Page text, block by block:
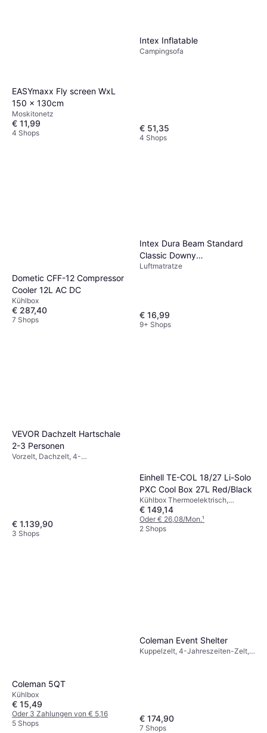
EASYmaxx Fly screen WxL
150 x 130cm
Moskitonetz
€ 11,99
4 Shops
Intex Inflatable
Campingsofa
€ 51,35
4 Shops
Dometic CFF-12 Compressor
Cooler 12L AC DC
Kühlbox
€ 287,40
7 Shops
Intex Dura Beam Standard
Classic Downy
203x152x25cm
Luftmatratze
€ 16,99
9+ Shops
VEVOR Dachzelt Hartschale
2-3 Personen
Vorzelt, Dachzelt, 4-
€ 1.139,90
3 Shops
Einhell TE-COL 18/27 Li-Solo
PXC Cool Box 27L Red/Black
Kühlbox Thermoelektrisch,
12/230 V, Gefrierfach, Kunststoff
€ 149,14
Oder € 26,08/Mon.¹
2 Shops
Coleman 5QT
Kühlbox
€ 15,49
Oder 3 Zahlungen von € 5,16
5 Shops
Coleman Event Shelter
Kuppelzelt, 4-Jahreszeiten-Zelt,
€ 174,90
7 Shops